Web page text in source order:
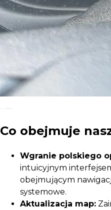
Co obejmuje
Wgranie polskiego
intuicyjnym
obejmującym
systemowe.
Aktualizacja map: